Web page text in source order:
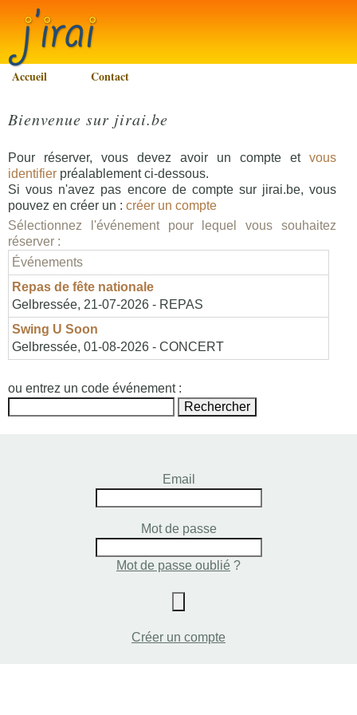
Accueil Contact
Bienvenue sur jirai.be
Pour réserver, vous devez avoir un compte etvous
identifier préalablement ci-dessous.
Si vous n'avez pas encore de compte sur jirai.be, vous
pouvez en créer un : créer un compte
Sélectionnez l'événement pour lequel vous souhaitez
réserver :
Événements
Repas de fête nationale
Gelbressée, 21-07-2026 - REPAS
Swing U Soon
Gelbressée, 01-08-2026 - CONCERT
ou entrez un code événement :
Email
Mot de passe
Mot de passe oublié ?
Créer un compte